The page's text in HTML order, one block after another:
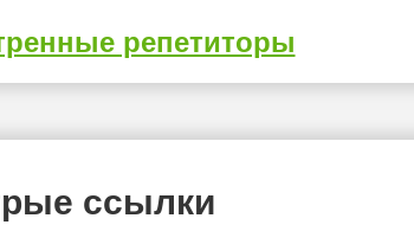
репетиторы
ссылки